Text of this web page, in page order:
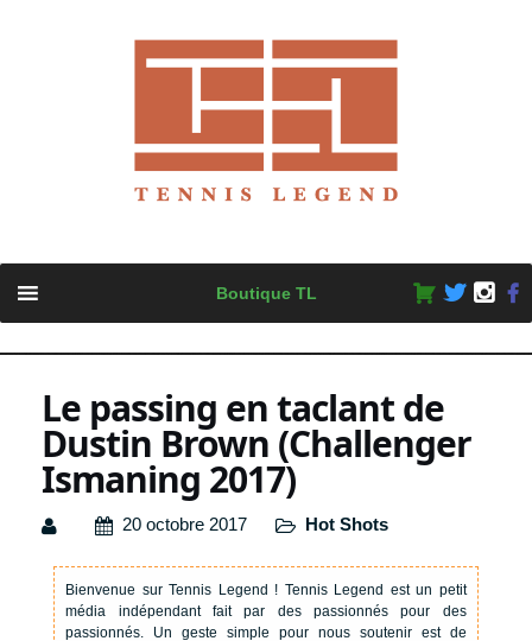
content
Boutique TL
Le passing en taclant de
Dustin Brown (Challenger
Ismaning 2017)
20 octobre 2017 Hot Shots
Bienvenue sur Tennis Legend ! Tennis Legend est un petit
média indépendant fait par des passionnés pour des
passionnés. Un geste simple pour nous soutenir est de